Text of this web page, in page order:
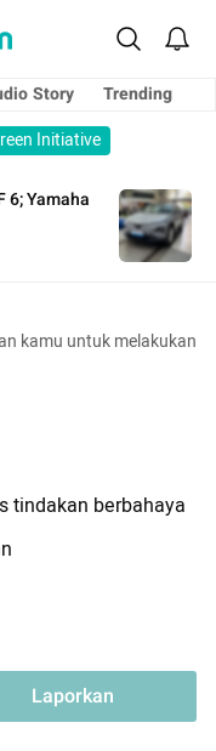
Story
Trending
Initiative
6; Yamaha
kamu untuk melakukan
tindakan berbahaya
Laporkan